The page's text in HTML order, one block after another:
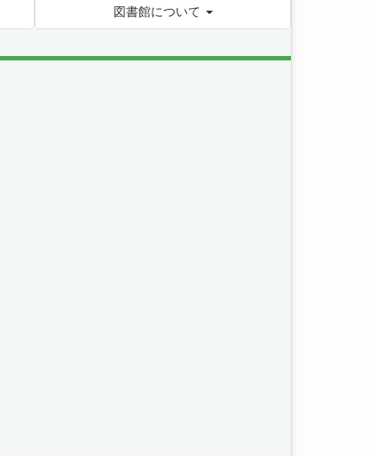
図書館について